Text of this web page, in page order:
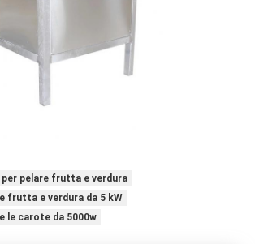
pelare frutta e verdura
frutta e verdura da 5 kW
le carote da 5000w